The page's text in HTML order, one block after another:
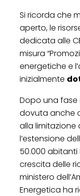
Si ricorda che
aperto, le
dedicata alle
misura
energetiche e
inizialmente
Dopo una fase
dovuta anche
alla limitazione
l’estensione
50.000
crescita delle
ministero
Energetica ha